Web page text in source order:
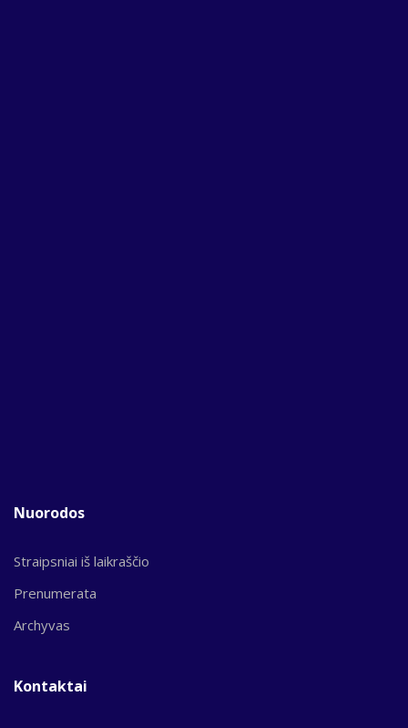
Nuorodos
Straipsniai iš laikraščio
Prenumerata
Archyvas
Kontaktai